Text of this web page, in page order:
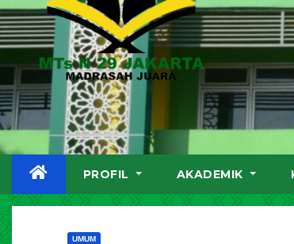
PROFIL AKADEMIK
UMUM